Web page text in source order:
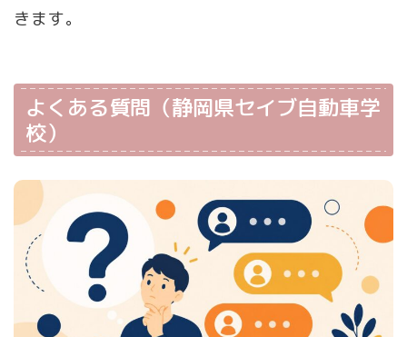
きます。
よくある質問（静岡県セイブ自動車学
校）